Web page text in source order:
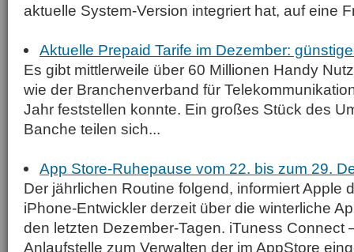
aktuelle System-Version integriert hat, auf eine
Aktuelle Prepaid Tarife im Dezember:
Es gibt mittlerweile über 60 Millionen Handy
wie der Branchenverband für
Jahr feststellen konnte. Ein großes Stück des
Banche teilen sich...
App Store-Ruhepause vom 22. bis zum 29.
Der jährlichen Routine folgend, informiert Apple
iPhone-Entwickler derzeit über die winterliche
den letzten Dezember-Tagen. iTuness Connect
Anlaufstelle zum Verwalten der im AppStore